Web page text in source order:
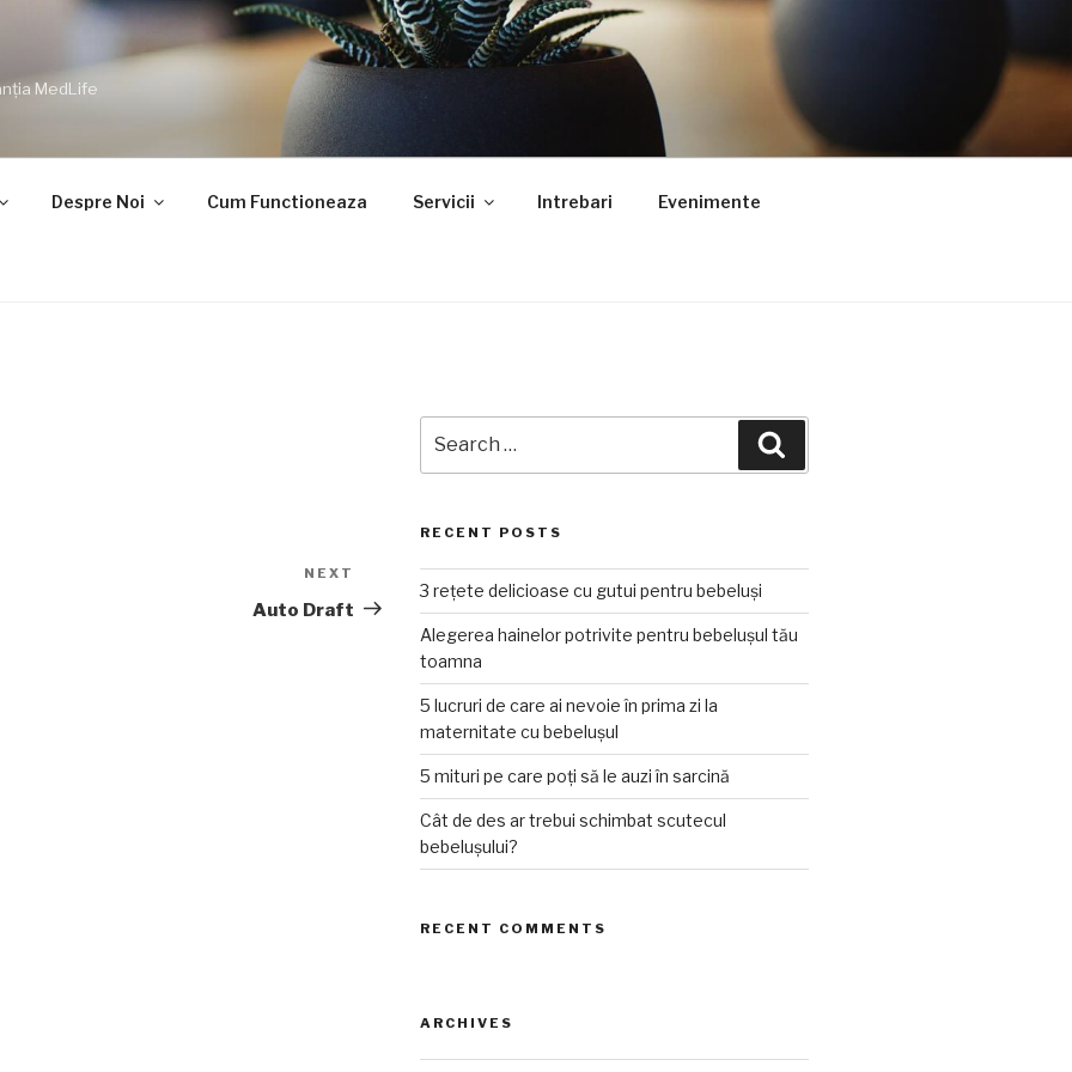
MedLife
Despre Noi Cum Functioneaza Servicii Intrebari Evenimente
Post
NEXT
Auto Draft
for:
Search
RECENT POSTS
3 rețete delicioase cu gutui pentru bebeluși
Alegerea hainelor potrivite pentru bebelușul tău
toamna
5 lucruri de care ai nevoie în prima zi la
maternitate cu bebelușul
5 mituri pe care poți să le auzi în sarcină
Cât de des ar trebui schimbat scutecul
bebelușului?
RECENT COMMENTS
ARCHIVES